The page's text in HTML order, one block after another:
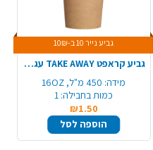
גביע נייר 10 ב-10₪
גביע קראפט TAKE AWAY עגול 16OZ
מידה: 450 מ"ל, 16OZ
כמות בחבילה: 1
₪1.50
הוספה לסל